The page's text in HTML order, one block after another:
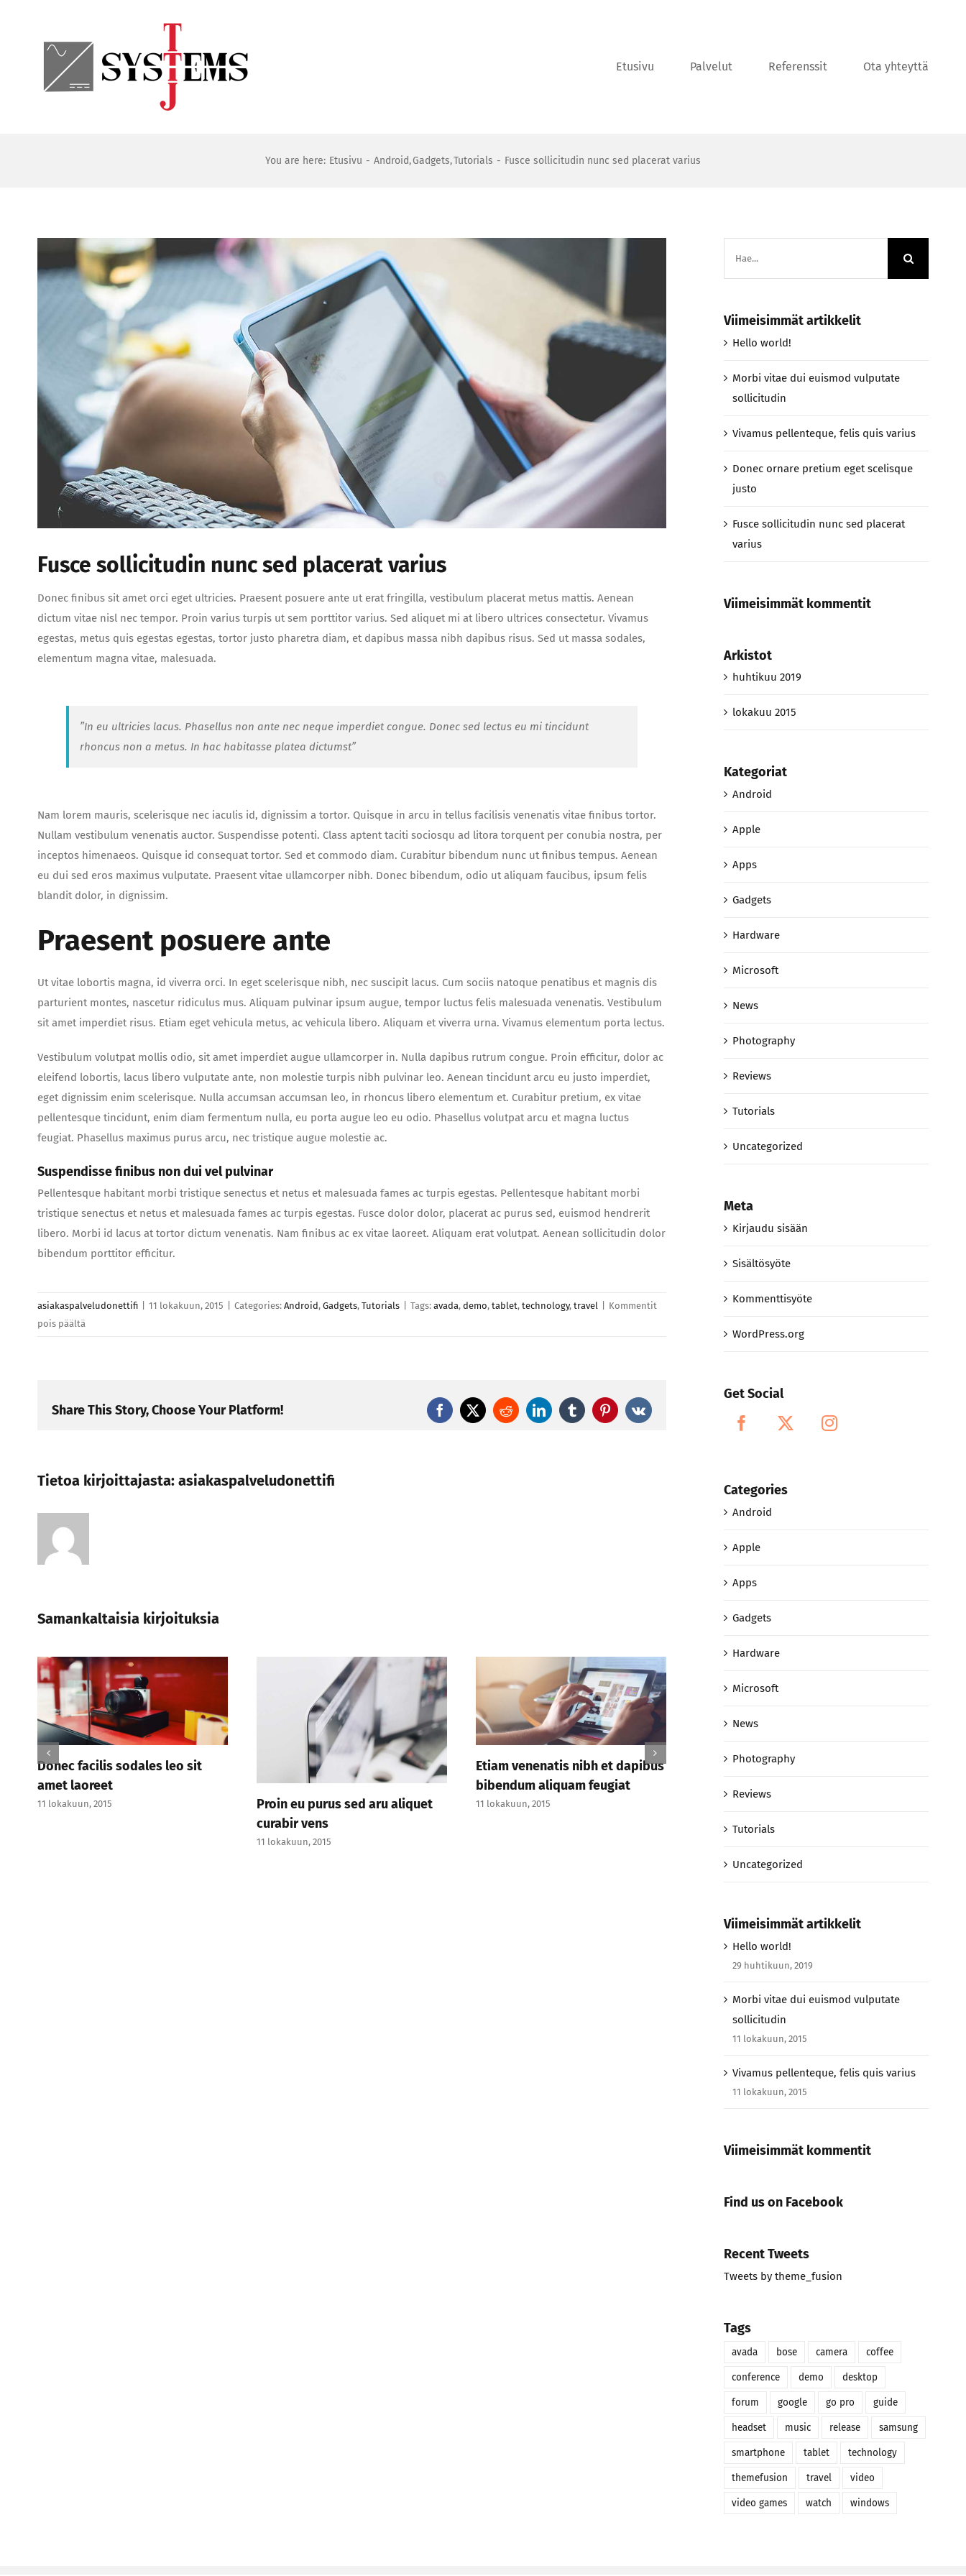
Etusivu Palvelut Referenssit Ota yhteyttä
You are here: Etusivu Android Gadgets Tutorials Fusce sollicitudin nunc sed placerat varius
kuvaa
isompana
Fusce sollicitudin nunc sed placerat varius
Donec finibus sit amet orci eget ultricies. Praesent posuere ante ut erat fringilla, vestibulum placerat metus mattis. Aenean
dictum vitae nisl nec tempor. Proin varius turpis ut sem porttitor varius. Sed aliquet mi at libero ultrices consectetur. Vivamus
egestas, metus quis egestas egestas, tortor justo pharetra diam, et dapibus massa nibh dapibus risus. Sed ut massa sodales,
elementum magna vitae, malesuada.
”In eu ultricies lacus. Phasellus non ante nec neque imperdiet congue. Donec sed lectus eu mi tincidunt
rhoncus non a metus. In hac habitasse platea dictumst”
Nam lorem mauris, scelerisque nec iaculis id, dignissim a tortor. Quisque in arcu in tellus facilisis venenatis vitae finibus tortor.
Nullam vestibulum venenatis auctor. Suspendisse potenti. Class aptent taciti sociosqu ad litora torquent per conubia nostra, per
inceptos himenaeos. Quisque id consequat tortor. Sed et commodo diam. Curabitur bibendum nunc ut finibus tempus. Aenean
eu dui sed eros maximus vulputate. Praesent vitae ullamcorper nibh. Donec bibendum, odio ut aliquam faucibus, ipsum felis
blandit dolor, in dignissim.
Praesent posuere ante
Ut vitae lobortis magna, id viverra orci. In eget scelerisque nibh, nec suscipit lacus. Cum sociis natoque penatibus et magnis dis
parturient montes, nascetur ridiculus mus. Aliquam pulvinar ipsum augue, tempor luctus felis malesuada venenatis. Vestibulum
sit amet imperdiet risus. Etiam eget vehicula metus, ac vehicula libero. Aliquam et viverra urna. Vivamus elementum porta lectus.
Vestibulum volutpat mollis odio, sit amet imperdiet augue ullamcorper in. Nulla dapibus rutrum congue. Proin efficitur, dolor ac
eleifend lobortis, lacus libero vulputate ante, non molestie turpis nibh pulvinar leo. Aenean tincidunt arcu eu justo imperdiet,
eget dignissim enim scelerisque. Nulla accumsan accumsan leo, in rhoncus libero elementum et. Curabitur pretium, ex vitae
pellentesque tincidunt, enim diam fermentum nulla, eu porta augue leo eu odio. Phasellus volutpat arcu et magna luctus
feugiat. Phasellus maximus purus arcu, nec tristique augue molestie ac.
Suspendisse finibus non dui vel pulvinar
Pellentesque habitant morbi tristique senectus et netus et malesuada fames ac turpis egestas. Pellentesque habitant morbi
tristique senectus et netus et malesuada fames ac turpis egestas. Fusce dolor dolor, placerat ac purus sed, euismod hendrerit
libero. Morbi id lacus at tortor dictum venenatis. Nam finibus ac ex vitae laoreet. Aliquam erat volutpat. Aenean sollicitudin dolor
bibendum porttitor efficitur.
asiakaspalveludonettifi 11 lokakuun, 2015 Categories: Android, Gadgets, Tutorials Tags: avada, demo, tablet, technology, travel
Kommentit
pois päältä
placerat
Share This Story, Choose Your Platform! Facebook
X RedditLinkedInTumblrPinterest
Vk
Tietoa kirjoittajasta: asiakaspalveludonettifi
Samankaltaisia kirjoituksia
Donec facilis sodales leo sit
amet laoreet
11 lokakuun, 2015
Proin eu purus sed aru aliquet
curabir vens
11 lokakuun, 2015
Etiam venenatis nibh et dapibus
bibendum aliquam feugiat
11 lokakuun, 2015
Mauris ornare aliquam odio eu
congue pellentesque massa
Viimeisimmät artikkelit
Hello world!
Morbi vitae dui euismod vulputate
sollicitudin
Vivamus pellenteque, felis quis varius
Donec ornare pretium eget scelisque
justo
Fusce sollicitudin nunc sed placerat
varius
Viimeisimmät kommentit
Arkistot
huhtikuu 2019
lokakuu 2015
Kategoriat
Android
Apple
Apps
Gadgets
Hardware
Microsoft
News
Photography
Reviews
Tutorials
Uncategorized
Meta
Kirjaudu sisään
Sisältösyöte
Kommenttisyöte
WordPress.org
Get Social
Categories
Android
Apple
Apps
Gadgets
Hardware
Microsoft
News
Photography
Reviews
Tutorials
Uncategorized
Viimeisimmät artikkelit
Hello world!
29 huhtikuun, 2019
Morbi vitae dui euismod vulputate
sollicitudin
11 lokakuun, 2015
Vivamus pellenteque, felis quis varius
11 lokakuun, 2015
Viimeisimmät kommentit
Find us on Facebook
Recent Tweets
Tweets by theme_fusion
Tags
avada bose camera coffee
conference demo desktop
forum google go pro guide
headset music release samsung
smartphone tablet technology
themefusion travel video
video games watch windows